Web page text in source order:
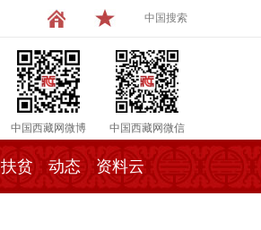
中国搜索
中国西藏网微博 中国西藏网微信
扶贫 动态 资料云